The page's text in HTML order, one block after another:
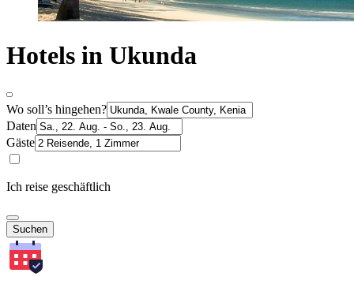
Hotels in Ukunda
Wo soll’s hingehen?
Daten
Gäste
Ich reise geschäftlich
Suchen